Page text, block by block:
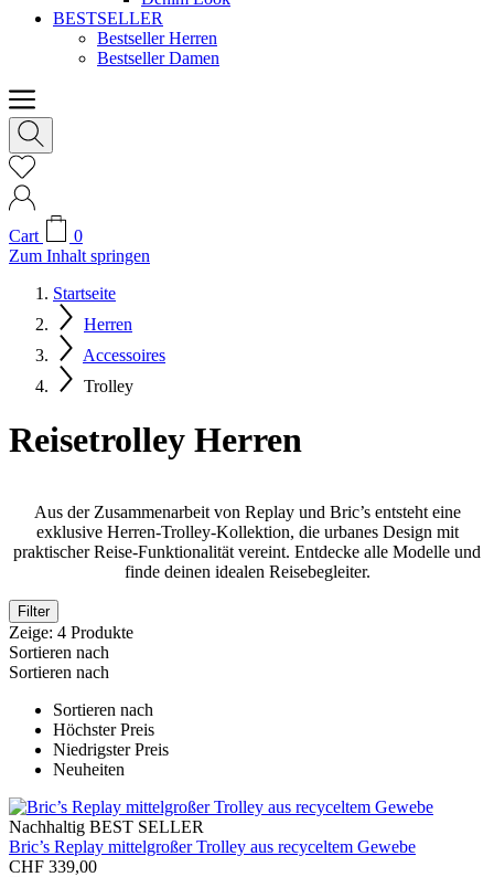
BESTSELLER
Bestseller Herren
Bestseller Damen
Cart
0
Zum Inhalt springen
Startseite
Herren
Accessoires
Trolley
Reisetrolley Herren
Aus der Zusammenarbeit von Replay und Bric’s entsteht eine
exklusive Herren-Trolley-Kollektion, die urbanes Design mit
praktischer Reise-Funktionalität vereint. Entdecke alle Modelle und
finde deinen idealen Reisebegleiter.
Filter
Zeige: 4 Produkte
Sortieren nach
Sortieren nach
Sortieren nach
Höchster Preis
Niedrigster Preis
Neuheiten
Nachhaltig BEST SELLER
Bric’s Replay mittelgroßer Trolley aus recyceltem Gewebe
CHF 339,00